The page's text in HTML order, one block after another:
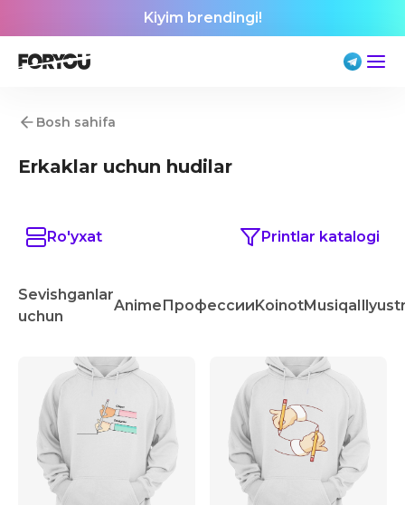
Kiyim brendingi!
Bosh sahifa
Erkaklar uchun hudilar
Ro'yxat Printlar katalogi
Sevishganlar
uchun
AnimeПрофессииKoinotMusiqa